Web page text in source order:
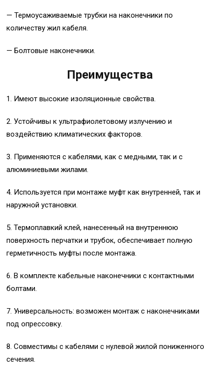
— Термоусаживаемые трубки на наконечники по
количеству жил кабеля.
— Болтовые наконечники.
Преимущества
1. Имеют высокие изоляционные свойства.
2. Устойчивы к ультрафиолетовому излучению и
воздействию климатических факторов.
3. Применяются с кабелями, как с медными, так и с
алюминиевыми жилами.
4. Используется при монтаже муфт как внутренней, так и
наружной установки.
5. Термоплавкий клей, нанесенный на внутреннюю
поверхность перчатки и трубок, обеспечивает полную
герметичность муфты после монтажа.
6. В комплекте кабельные наконечники с контактными
болтами.
7. Универсальность: возможен монтаж с наконечниками
под опрессовку.
8. Совместимы с кабелями с нулевой жилой пониженного
сечения.